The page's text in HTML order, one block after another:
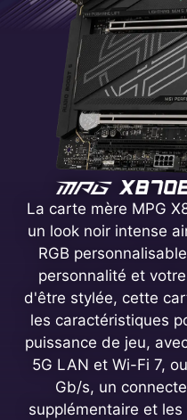
La carte mère MPG
un look noir intense
RGB
personnalité et
d'être stylée, cette
les caractéristiques
puissance de jeu,
5G LAN et Wi-Fi 7,
Gb/s, un
supplémentaire et